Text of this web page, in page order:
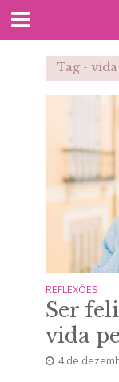
Tag -
REFLEXÕES
Ser
vida
4 de